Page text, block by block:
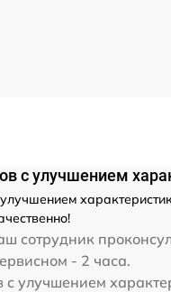
с улучшением
сотрудник
- 2 часа.
с улучшением